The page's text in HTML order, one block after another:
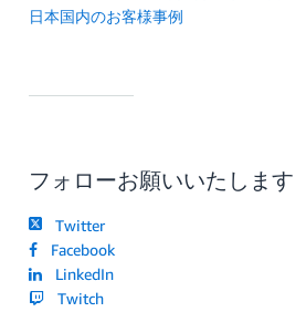
日本国内のお客様事例
フォローお願いいたします
Twitter
Facebook
LinkedIn
Twitch